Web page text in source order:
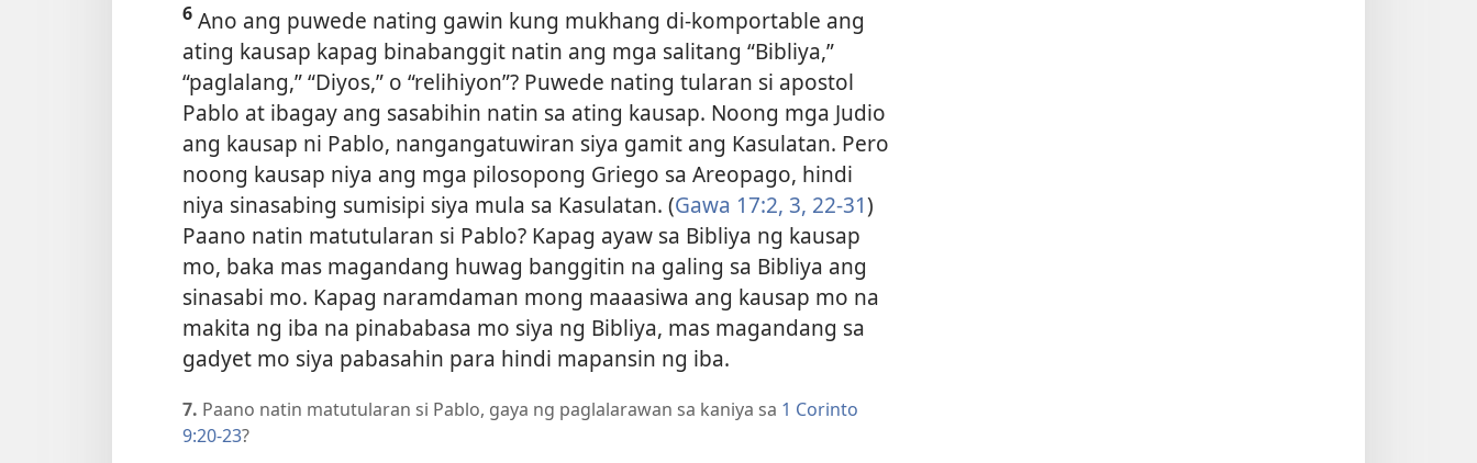
6 Ano ang puwede nating gawin kung mukhang di-komportable ang
ating kausap kapag binabanggit natin ang mga salitang “Bibliya,”
“paglalang,” “Diyos,” o “relihiyon”? Puwede nating tularan si apostol
Pablo at ibagay ang sasabihin natin sa ating kausap. Noong mga Judio
ang kausap ni Pablo, nangangatuwiran siya gamit ang Kasulatan. Pero
noong kausap niya ang mga pilosopong Griego sa Areopago, hindi
niya sinasabing sumisipi siya mula sa Kasulatan. (Gawa 17:2, 3, 22-31)
Paano natin matutularan si Pablo? Kapag ayaw sa Bibliya ng kausap
mo, baka mas magandang huwag banggitin na galing sa Bibliya ang
sinasabi mo. Kapag naramdaman mong maaasiwa ang kausap mo na
makita ng iba na pinababasa mo siya ng Bibliya, mas magandang sa
gadyet mo siya pabasahin para hindi mapansin ng iba.
7. Paano natin matutularan si Pablo, gaya ng paglalarawan sa kaniya sa 1 Corinto
9:20-23?